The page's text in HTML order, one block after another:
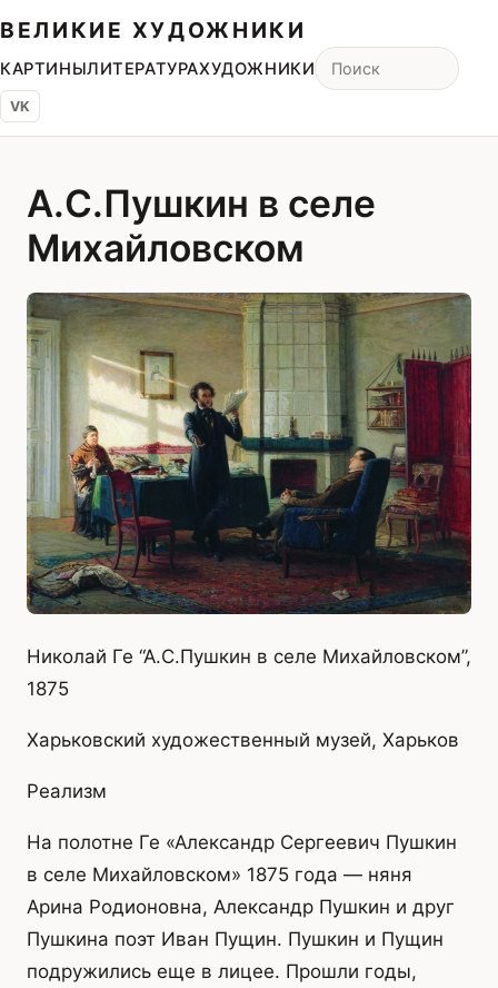
ВЕЛИКИЕ ХУДОЖНИКИ
КАРТИНЫЛИТЕРАТУРАХУДОЖНИКИ
VK
А.С.Пушкин в селе
Михайловском
Николай Ге “А.С.Пушкин в селе Михайловском”,
1875
Харьковский художественный музей, Харьков
Реализм
На полотне Ге «Александр Сергеевич Пушкин
в селе Михайловском» 1875 года — няня
Арина Родионовна, Александр Пушкин и друг
Пушкина поэт Иван Пущин. Пушкин и Пущин
подружились еще в лицее. Прошли годы,